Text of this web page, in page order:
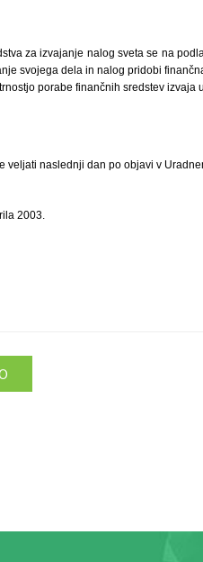
za izvajanje nalog sveta se na
svojega dela in nalog pridobi
porabe finančnih sredstev izvaja
veljati naslednji dan po objavi v
2003.